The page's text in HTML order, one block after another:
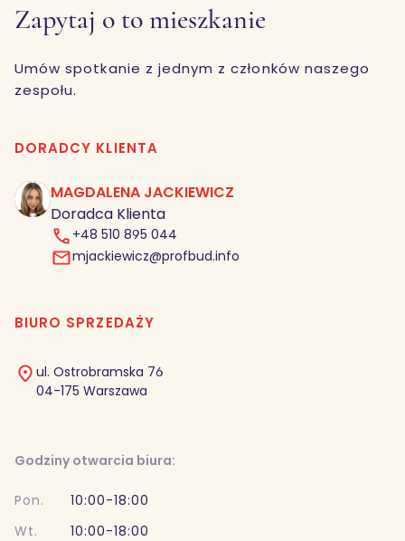
Zapytaj o to mieszkanie
Umów spotkanie z jednym z członków naszego
zespołu.
DORADCY KLIENTA
MJ MAGDALENA JACKIEWICZ
Doradca Klienta
+48 510 895 044
mjackiewicz@profbud.info
BIURO SPRZEDAŻY
ul. Ostrobramska 76
04-175 Warszawa
Godziny otwarcia biura:
Pon.
10:00-18:00
Wt.
10:00-18:00